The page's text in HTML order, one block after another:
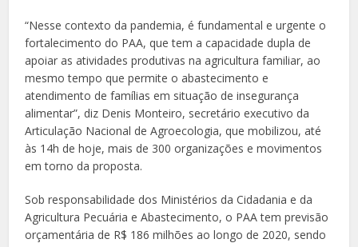
“Nesse contexto da pandemia, é fundamental e urgente o
fortalecimento do PAA, que tem a capacidade dupla de
apoiar as atividades produtivas na agricultura familiar, ao
mesmo tempo que permite o abastecimento e
atendimento de famílias em situação de insegurança
alimentar”, diz Denis Monteiro, secretário executivo da
Articulação Nacional de Agroecologia, que mobilizou, até
às 14h de hoje, mais de 300 organizações e movimentos
em torno da proposta.
Sob responsabilidade dos Ministérios da Cidadania e da
Agricultura Pecuária e Abastecimento, o PAA tem previsão
orçamentária de R$ 186 milhões ao longo de 2020, sendo